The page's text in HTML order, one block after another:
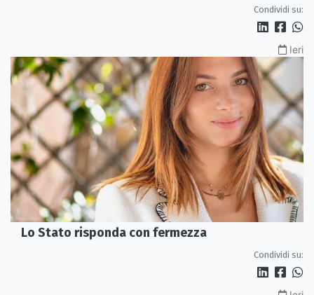
Condividi su:
Ieri
Lo Stato risponda con fermezza
Condividi su: